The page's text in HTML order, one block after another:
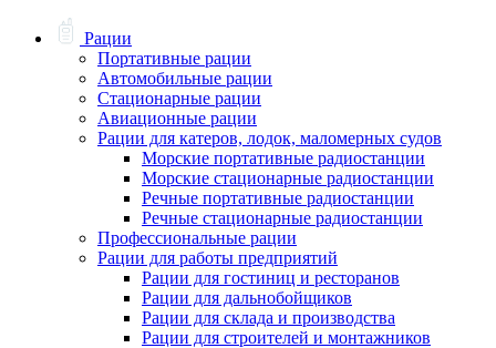
Рации
Портативные рации
Автомобильные рации
Стационарные рации
Авиационные рации
Рации для катеров, лодок, маломерных судов
Морские портативные радиостанции
Морские стационарные радиостанции
Речные портативные радиостанции
Речные стационарные радиостанции
Профессиональные рации
Рации для работы предприятий
Рации для гостиниц и ресторанов
Рации для дальнобойщиков
Рации для склада и производства
Рации для строителей и монтажников